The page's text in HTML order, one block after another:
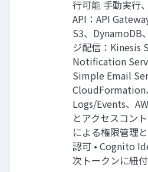
行可能 手動実行
API：API
S3、DynamoDB
ジ配信：Kinesis
Notification
Simple Email
CloudFormation
Logs/Events、
とアクセスコン
による権限管理
認可 • Cognito
次トークンに紐